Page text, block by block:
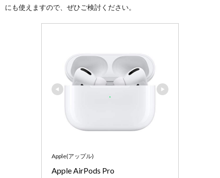
にも使えますので、ぜひご検討ください。
Apple(アップル)
Apple AirPods Pro